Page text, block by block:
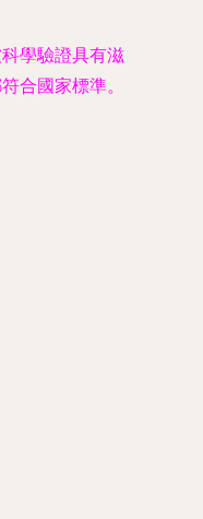
學驗證具有滋
合國家標準。